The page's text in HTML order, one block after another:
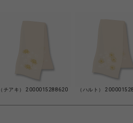
（チアキ） 2000015288620 （ハルト）